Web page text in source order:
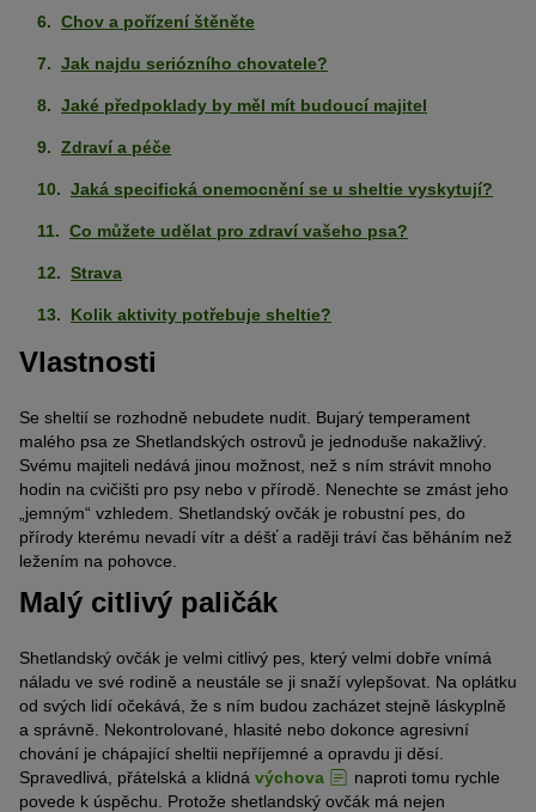
Chov a pořízení štěněte
Jak najdu seriózního chovatele?
Jaké předpoklady by měl mít budoucí majitel
Zdraví a péče
Jaká specifická onemocnění se u sheltie vyskytují?
Co můžete udělat pro zdraví vašeho psa?
Strava
Kolik aktivity potřebuje sheltie?
Vlastnosti
Se sheltií se rozhodně nebudete nudit. Bujarý temperament
malého psa ze Shetlandských ostrovů je jednoduše nakažlivý.
Svému majiteli nedává jinou možnost, než s ním strávit mnoho
hodin na cvičišti pro psy nebo v přírodě. Nenechte se zmást jeho
„jemným“ vzhledem. Shetlandský ovčák je robustní pes, do
přírody kterému nevadí vítr a déšť a raději tráví čas běháním než
ležením na pohovce.
Malý citlivý paličák
Shetlandský ovčák je velmi citlivý pes, který velmi dobře vnímá
náladu ve své rodině a neustále se ji snaží vylepšovat. Na oplátku
od svých lidí očekává, že s ním budou zacházet stejně láskyplně
a správně. Nekontrolované, hlasité nebo dokonce agresivní
chování je chápající sheltii nepříjemné a opravdu ji děsí.
Spravedlivá, přátelská a klidná výchova
naproti tomu rychle
povede k úspěchu. Protože shetlandský ovčák má nejen